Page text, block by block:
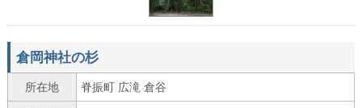
倉岡神社の杉
所在地 脊振町 広滝 倉谷